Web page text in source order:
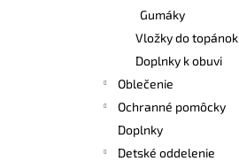
Gumáky
Vložky do topánok
Doplnky k obuvi
Oblečenie
Ochranné pomôcky
Doplnky
Detské oddelenie